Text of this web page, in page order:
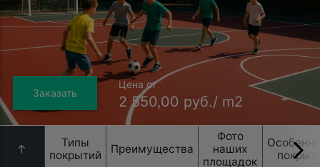
Заказать
Цена от
2 550,00 руб./ m2
↑
Типы
покрытий
Преимущества
Фото
наших
площадок